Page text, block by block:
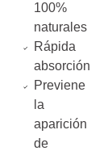
100%
naturales
Rápida
absorción
Previene
la
aparición
de